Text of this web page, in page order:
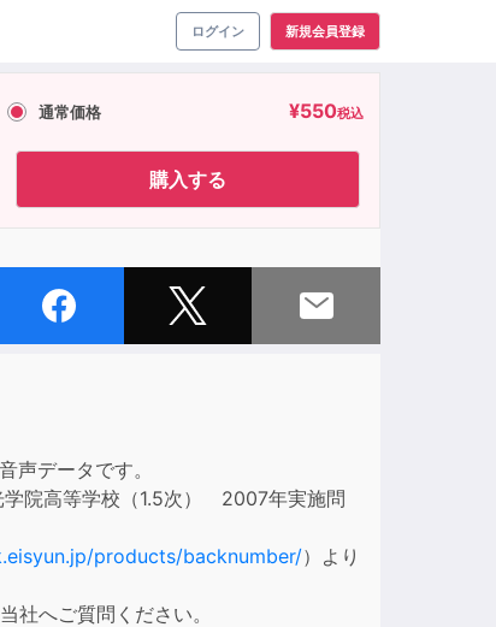
ログイン 新規会員登録
通常価格 ¥550税込
購入する
データです。
学院高等学校（1.5次） 2007年実施問
products/backnumber/）より
社へご質問ください。